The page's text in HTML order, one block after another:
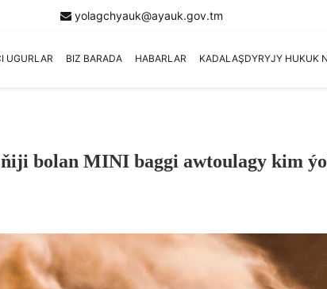
yolagchyauk@ayauk.gov.tm
UGURLAR BIZ BARADA HABARLAR KADALAŞDYRYJY HUKUK
bolan MINI baggi awtoulagy kim